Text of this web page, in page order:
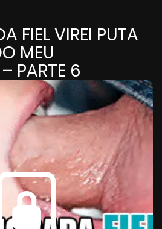
FIEL VIREI PUTA
MEU
PARTE 6